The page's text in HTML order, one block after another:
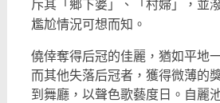
斥其「鄉下婆」、「村婦」，並
尷尬情況可想而知。
僥倖奪得后冠的佳麗，猶如平地
而其他失落后冠者，獲得微薄的
到舞廳，以聲色歌藝度日。自麗